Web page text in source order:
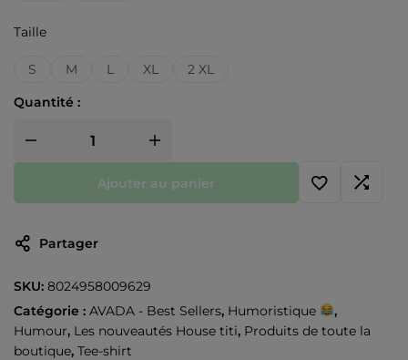
Taille
S M L XL 2 XL
Quantité :
Ajouter au panier
Partager
SKU: 8024958009629
Catégorie : AVADA - Best Sellers, Humoristique
,
Humour, Les nouveautés House titi, Produits de toute la
boutique, Tee-shirt